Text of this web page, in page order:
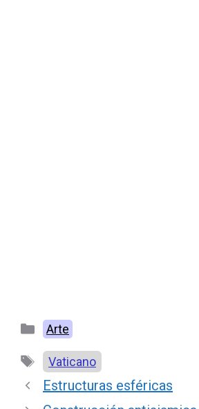
Categorías
Arte
Etiquetas
Vaticano
Estructuras esféricas